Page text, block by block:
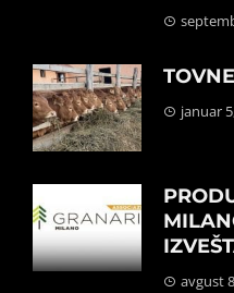
januar
avgust